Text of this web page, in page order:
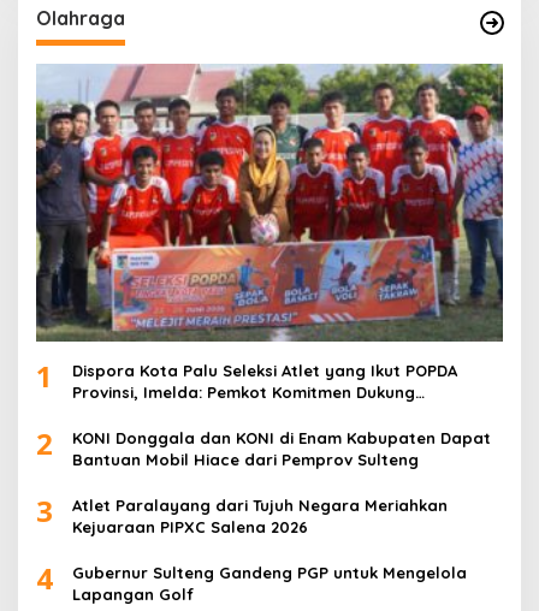
Olahraga
1
Dispora Kota Palu Seleksi Atlet yang Ikut POPDA
Provinsi, Imelda: Pemkot Komitmen Dukung
2
KONI Donggala dan KONI di Enam Kabupaten Dapat
Bantuan Mobil Hiace dari Pemprov Sulteng
3
Atlet Paralayang dari Tujuh Negara Meriahkan
Kejuaraan PIPXC Salena 2026
4
Gubernur Sulteng Gandeng PGP untuk Mengelola
Lapangan Golf